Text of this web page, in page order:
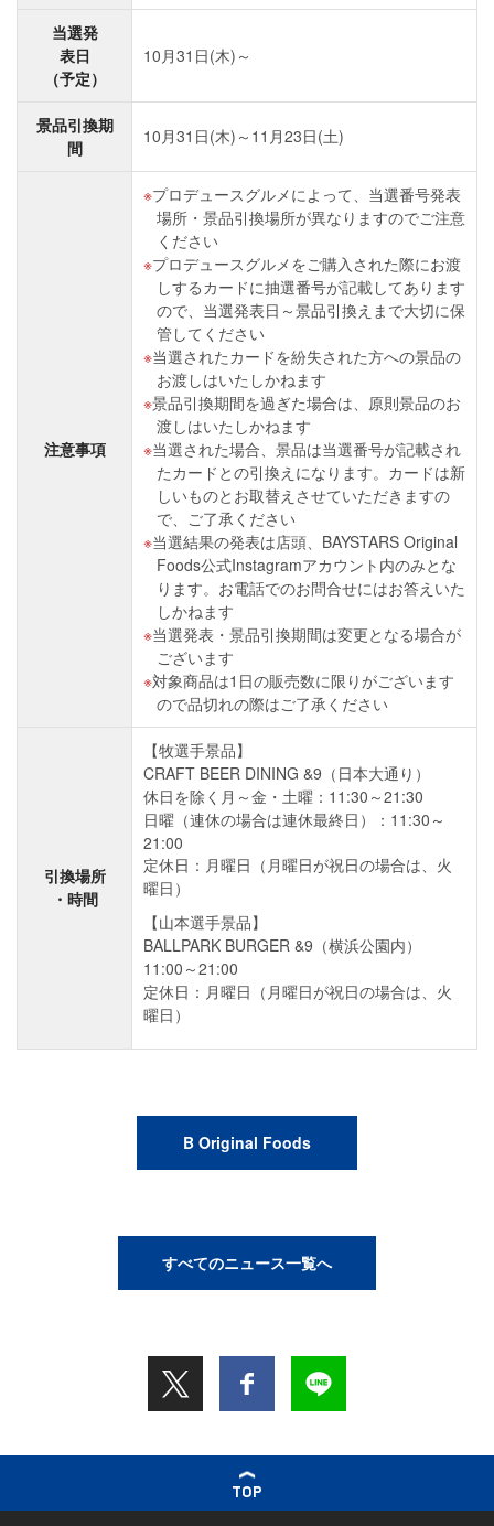
当選発
表日
（予定）
10月31日(木)～
景品引換期
間
10月31日(木)～11月23日(土)
注意事項
プロデュースグルメによって、当選番号発表
場所・景品引換場所が異なりますのでご注意
ください
プロデュースグルメをご購入された際にお渡
しするカードに抽選番号が記載してあります
ので、当選発表日～景品引換えまで大切に保
管してください
当選されたカードを紛失された方への景品の
お渡しはいたしかねます
景品引換期間を過ぎた場合は、原則景品のお
渡しはいたしかねます
当選された場合、景品は当選番号が記載され
たカードとの引換えになります。カードは新
しいものとお取替えさせていただきますの
で、ご了承ください
当選結果の発表は店頭、BAYSTARS Original
Foods公式Instagramアカウント内のみとな
ります。お電話でのお問合せにはお答えいた
しかねます
当選発表・景品引換期間は変更となる場合が
ございます
対象商品は1日の販売数に限りがございます
ので品切れの際はご了承ください
引換場所
・時間
【牧選手景品】
CRAFT BEER DINING &9（日本大通り）
休日を除く月～金・土曜：11:30～21:30
日曜（連休の場合は連休最終日）：11:30～
21:00
定休日：月曜日（月曜日が祝日の場合は、火
曜日）
【山本選手景品】
BALLPARK BURGER &9（横浜公園内）
11:00～21:00
定休日：月曜日（月曜日が祝日の場合は、火
曜日）
B Original Foods
すべてのニュース一覧へ
TOP